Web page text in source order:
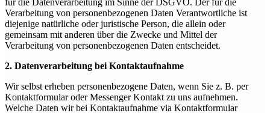
für die Datenverarbeitung im Sinne der DSGVO. Der für die
Verarbeitung von personenbezogenen Daten Verantwortliche ist
diejenige natürliche oder juristische Person, die allein oder
gemeinsam mit anderen über die Zwecke und Mittel der
Verarbeitung von personenbezogenen Daten entscheidet.
2. Datenverarbeitung bei Kontaktaufnahme
Wir selbst erheben personenbezogene Daten, wenn Sie z. B. per
Kontaktformular oder Messenger Kontakt zu uns aufnehmen.
Welche Daten wir bei Kontaktaufnahme via Kontaktformular